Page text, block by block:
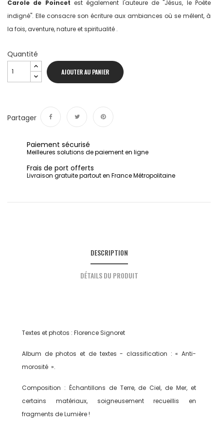
Carole de Poincet est également l'auteure de "Jésus, le Poète
indigné". Elle consacre son écriture aux ambiances où se mêlent, à
la fois, aventure, nature et spiritualité .
Quantité
AJOUTER AU PANIER
Partager
Paiement sécurisé
Meilleures solutions de paiement en ligne
Frais de port offerts
Livraison gratuite partout en France Métropolitaine
DESCRIPTION
DÉTAILS DU PRODUIT
Textes et photos : Florence Signoret
Album de photos et de textes - classification : « Anti-
morosité ».
Composition : Échantillons de Terre, de Ciel, de Mer, et
certains matériaux, soigneusement recueillis en
fragments de Lumière !